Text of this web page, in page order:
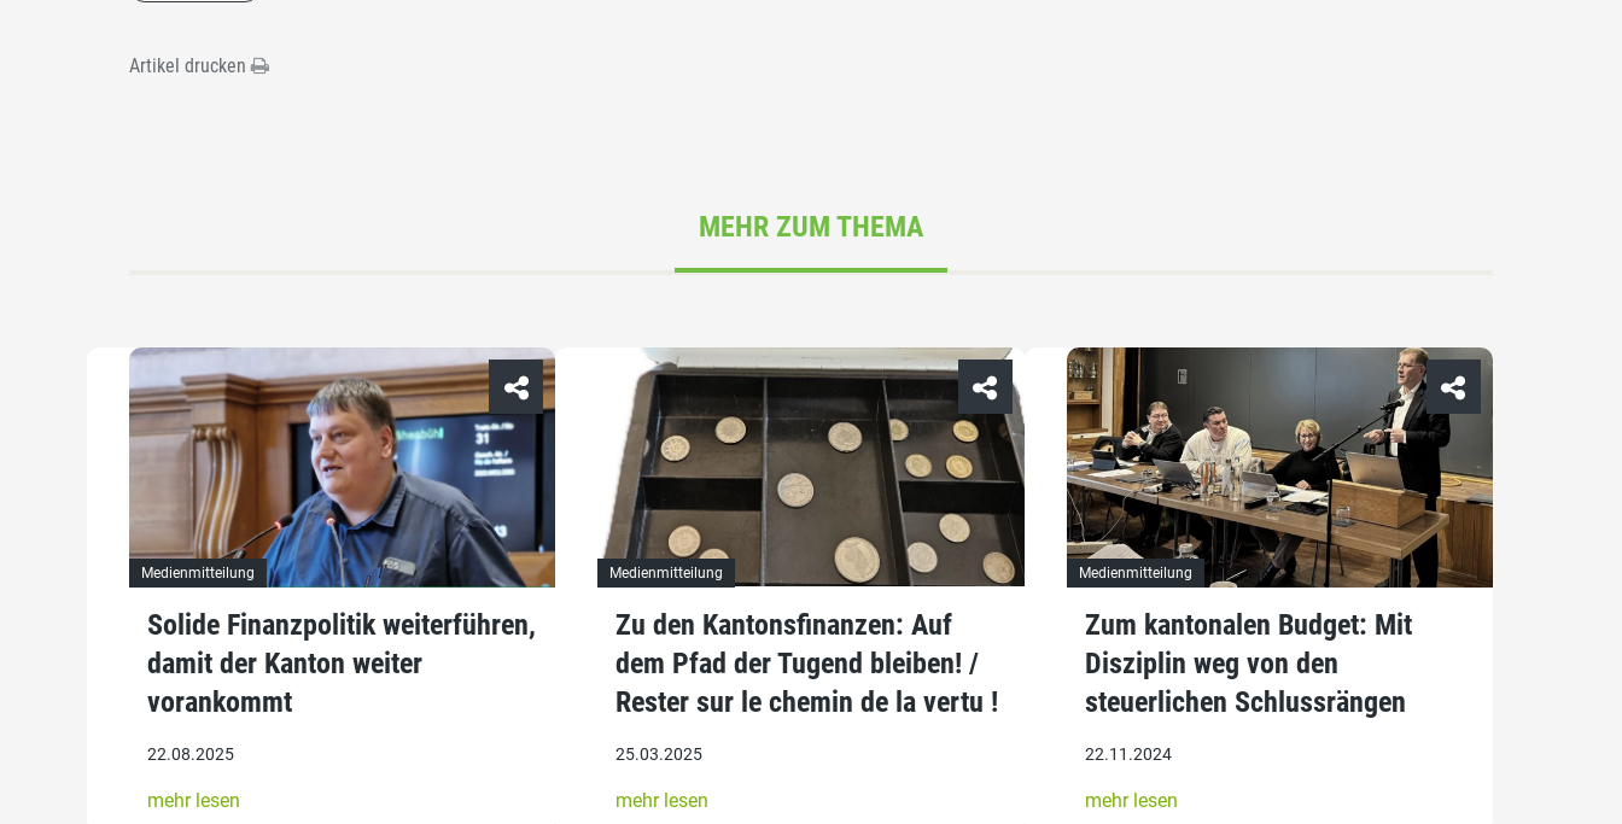
Artikel drucken
MEHR ZUM THEMA
Medienmitteilung
Solide Finanzpolitik weiterführen,
damit der Kanton weiter
vorankommt
22.08.2025
mehr lesen
Medienmitteilung
Zu den Kantonsfinanzen: Auf
dem Pfad der Tugend bleiben! /
Rester sur le chemin de la vertu !
25.03.2025
mehr lesen
Medienmitteilung
Zum kantonalen Budget: Mit
Disziplin weg von den
steuerlichen Schlussrängen
22.11.2024
mehr lesen